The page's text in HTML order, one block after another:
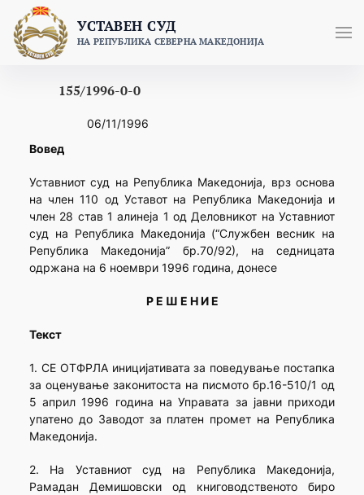
content
УСТАВЕН СУД
НА РЕПУБЛИКА СЕВЕРНА МАКЕДОНИЈА
155/1996-0-0
06/11/1996
Вовед
Уставниот суд на Република Македонија, врз основа
на член 110 од Уставот на Република Македонија и
член 28 став 1 алинеја 1 од Деловникот на Уставниот
суд на Република Македонија (“Службен весник на
Република Македонија” бр.70/92), на седницата
одржана на 6 ноември 1996 година, донесе
Р Е Ш Е Н И Е
Текст
1. СЕ ОТФРЛА иницијативата за поведување постапка
за оценување законитоста на писмото бр.16-510/1 од
5 април 1996 година на Управата за јавни приходи
упатено до Заводот за платен промет на Република
Македонија.
2. На Уставниот суд на Република Македонија,
Рамадан Демишовски од книговодственото биро